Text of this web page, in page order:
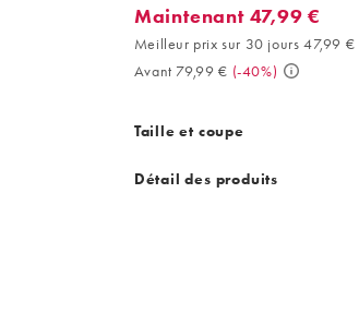
Maintenant 47,99 €. Meilleur
Maintenant 47,99 €
Meilleur prix sur 30 jours 47,99 €
Avant 79,99 € (-40%)
Taille et coupe
Détail des produits